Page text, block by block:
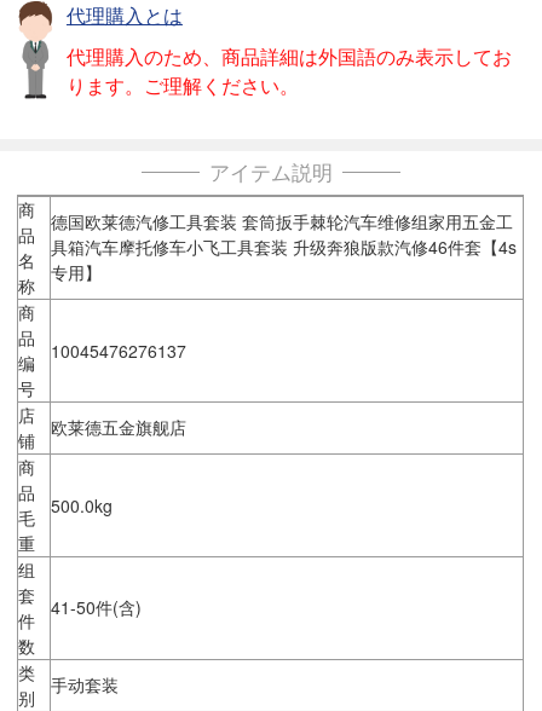
代理購入とは
代理購入のため、商品詳細は外国語のみ表示してお
ります。ご理解ください。
アイテム説明
商
品
名
称
德国欧莱德汽修工具套装 套筒扳手棘轮汽车维修组家用五金工
具箱汽车摩托修车小飞工具套装 升级奔狼版款汽修46件套【4s
专用】
商
品
编
号
10045476276137
店
铺
欧莱德五金旗舰店
商
品
毛
重
500.0kg
组
套
件
数
41-50件(含)
类
别
手动套装